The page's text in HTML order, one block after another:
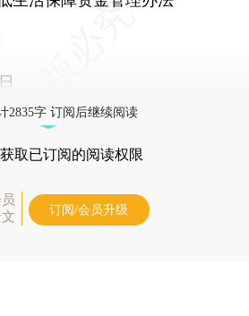
2835字 订阅后继续阅读
取已订阅的阅读权限
订阅/会员升级